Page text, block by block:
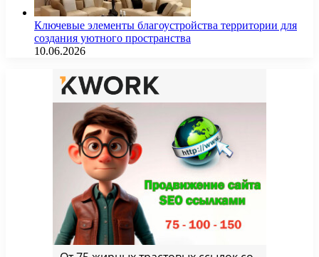
Ключевые элементы благоустройства территории для
создания уютного пространства
10.06.2026